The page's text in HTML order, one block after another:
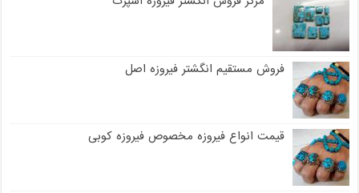
فروش مستقیم انگشتر فیروزه اصل
قیمت انواع فیروزه مخصوص فیروزه کوبی